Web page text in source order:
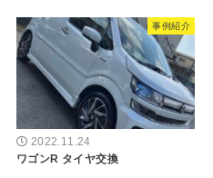
事例紹介
2022.11.24
ワゴンR タイヤ交換